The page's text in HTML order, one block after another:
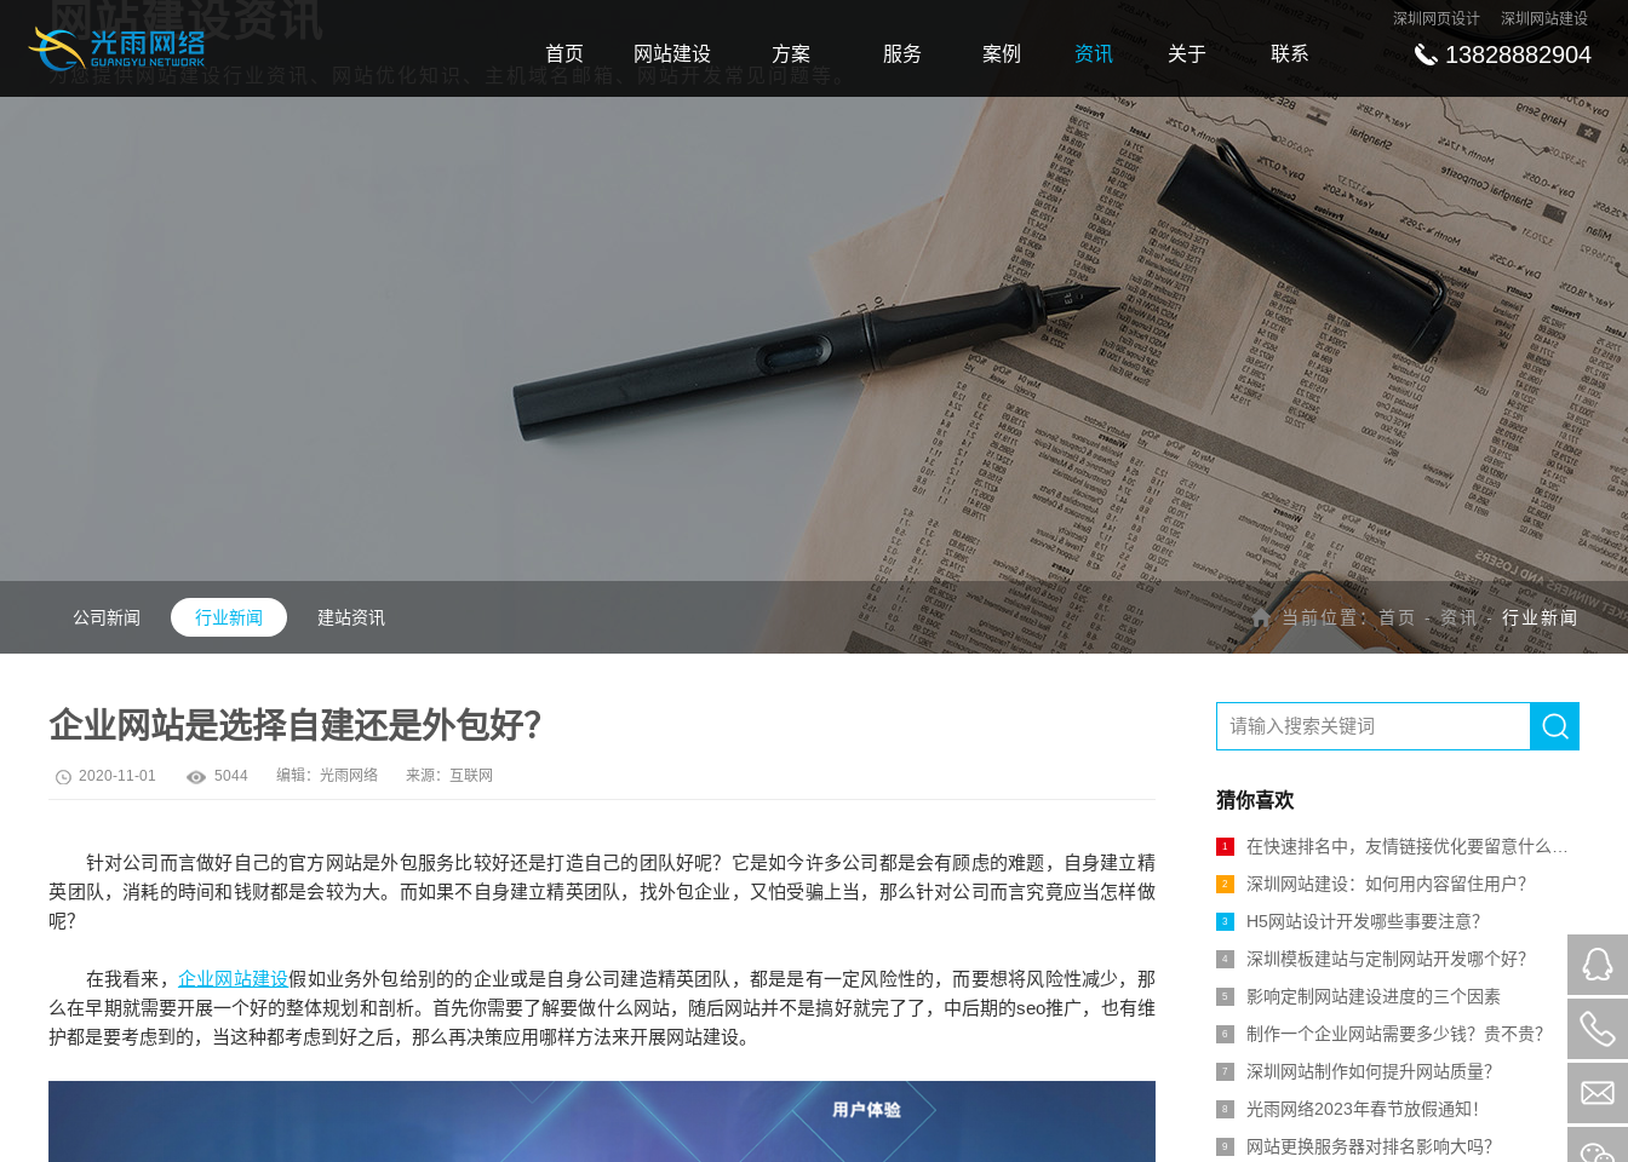
深圳网页设计 深圳网站建设
13828882904
首页
网站建设
方案
服务
案例
资讯
关于
联系
网站建设资讯
为您提供网站建设行业资讯、网站优化知识、主机域名邮箱、网站开发常见问题等。
公司新闻 行业新闻 建站资讯 当前位置：首页 -资讯- 行业新闻
企业网站是选择自建还是外包好？
2020-11-01 5044 编辑：光雨网络 来源：互联网
针对公司而言做好自己的官方网站是外包服务比较好还是打造自己的团队好呢？它是如今许多公司都是会有顾虑的难题，自身建立精
英团队，消耗的時间和钱财都是会较为大。而如果不自身建立精英团队，找外包企业，又怕受骗上当，那么针对公司而言究竟应当怎样做
呢？
在我看来， 企业网站建设假如业务外包给别的的企业或是自身公司建造精英团队，都是是有一定风险性的，而要想将风险性减少，那
么在早期就需要开展一个好的整体规划和剖析。首先你需要了解要做什么网站，随后网站并不是搞好就完了了，中后期的seo推广，也有维
护都是要考虑到的，当这种都考虑到好之后，那么再决策应用哪样方法来开展网站建设。
猜你喜欢
1 在快速排名中，友情链接优化要留意什么呢？
2 深圳网站建设：如何用内容留住用户？
3 H5网站设计开发哪些事要注意？
4 深圳模板建站与定制网站开发哪个好？
5 影响定制网站建设进度的三个因素
6 制作一个企业网站需要多少钱？贵不贵？
7 深圳网站制作如何提升网站质量？
8 光雨网络2023年春节放假通知！
9 网站更换服务器对排名影响大吗？